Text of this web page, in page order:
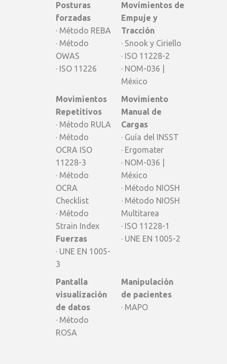
Latam
quantity
Posturas
forzadas
· Método REBA
· Método
OWAS
· ISO 11226
Movimientos de
Empuje y
Tracción
· Snook y Ciriello
· ISO 11228-2
· NOM-036 |
México
Movimientos
Repetitivos
· Método RULA
· Método
OCRA ISO
11228-3
· Método
OCRA
Checklist
· Método
Strain Index
Fuerzas
· UNE EN 1005-
3
Movimiento
Manual de
Cargas
· Guía del INSST
· Ergomater
· NOM-036 |
México
· Método NIOSH
· Método NIOSH
Multitarea
· ISO 11228-1
· UNE EN 1005-2
Pantalla
visualización
de datos
· Método
ROSA
Manipulación
de pacientes
· MAPO